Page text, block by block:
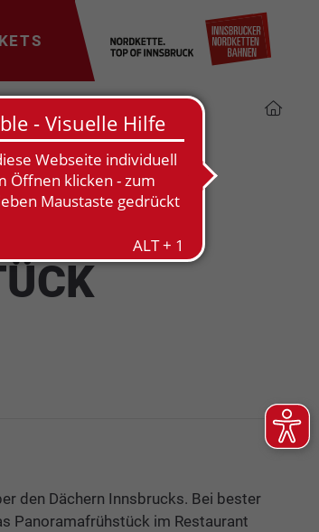
den Dächern Innsbrucks. Bei bester
Panoramafrühstück im Restaurant